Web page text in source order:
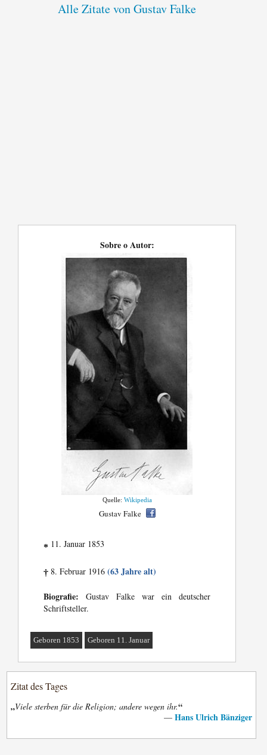
Alle Zitate von Gustav Falke
Sobre o Autor:
Quelle: Wikipedia
Gustav Falke
* 11. Januar 1853
† 8. Februar 1916(63 Jahre alt)
Biografie: Gustav Falke war ein deutscher
Schriftsteller.
Geboren 1853 Geboren 11. Januar
Zitat des Tages
„Viele sterben für die Religion; andere wegen ihr.“
— Hans Ulrich Bänziger